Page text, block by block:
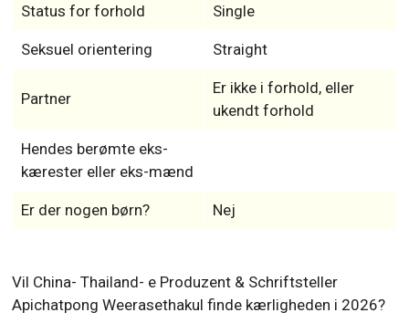
Status for forhold Single
Seksuel orientering Straight
Partner
Er ikke i forhold, eller
ukendt forhold
Hendes berømte eks-
kærester eller eks-mænd
Er der nogen børn? Nej
Vil China- Thailand- e Produzent & Schriftsteller
Apichatpong Weerasethakul finde kærligheden i 2026?